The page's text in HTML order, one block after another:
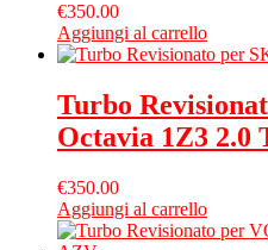
€350.00
Aggiungi al carrello
Turbo
Octavia 1Z3 2.0
€350.00
Aggiungi al carrello